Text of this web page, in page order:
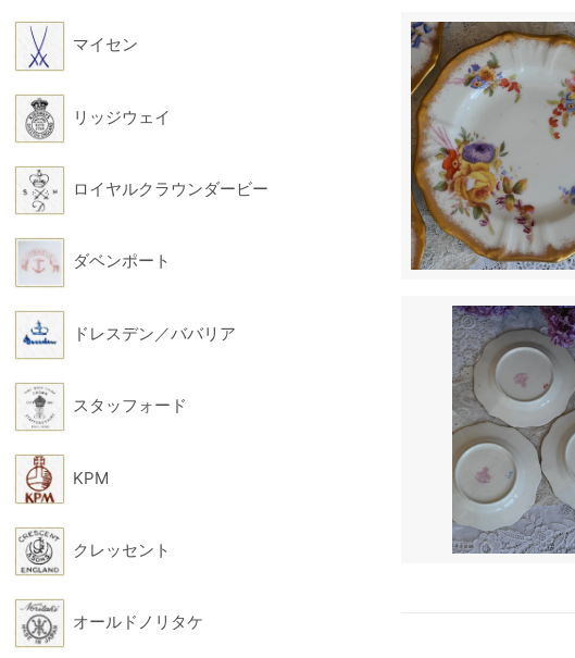
マイセン
リッジウェイ
ロイヤルクラウンダービー
ダベンポート
ドレスデン／ババリア
スタッフォード
KPM
クレッセント
オールドノリタケ